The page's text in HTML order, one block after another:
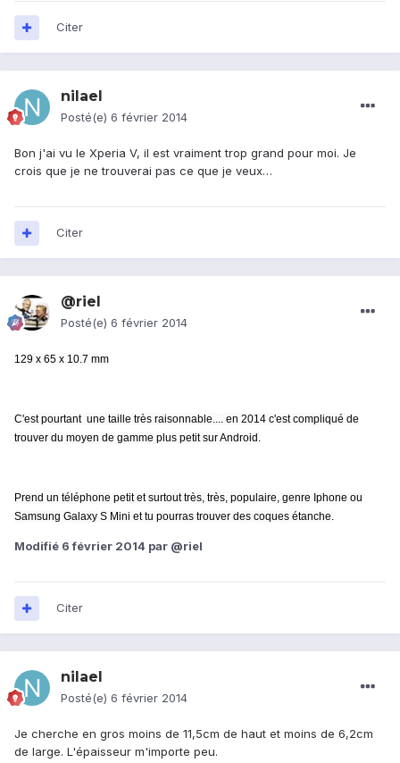
Citer
nilael
Posté(e) 6 février 2014
Bon j'ai vu le Xperia V, il est vraiment trop grand pour moi. Je
crois que je ne trouverai pas ce que je veux…
Citer
@riel
Posté(e) 6 février 2014
129 x 65 x 10.7 mm
C'est pourtant une taille très raisonnable.... en 2014 c'est compliqué de
trouver du moyen de gamme plus petit sur Android.
Prend un téléphone petit et surtout très, très, populaire, genre Iphone ou
Samsung Galaxy S Mini et tu pourras trouver des coques étanche.
Modifié 6 février 2014 par @riel
Citer
nilael
Posté(e) 6 février 2014
Je cherche en gros moins de 11,5cm de haut et moins de 6,2cm
de large. L'épaisseur m'importe peu.